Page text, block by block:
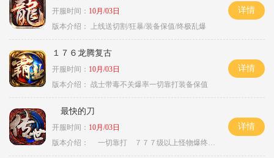
开服时间： 10月/03日
版本介绍：
上线送切割/狂暴/装备保值/终极乱爆
详情
１７６龙腾复古
开服时间： 10月/03日
版本介绍： 战士带毒不关爆率一切靠打装备保值
详情
最快的刀
开服时间： 10月/03日
版本介绍：
一切靠打 ７７７级以上怪物爆终极
详情